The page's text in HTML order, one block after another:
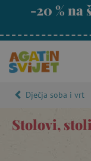
-20 % na
Dječja soba i vrt
Stolovi,